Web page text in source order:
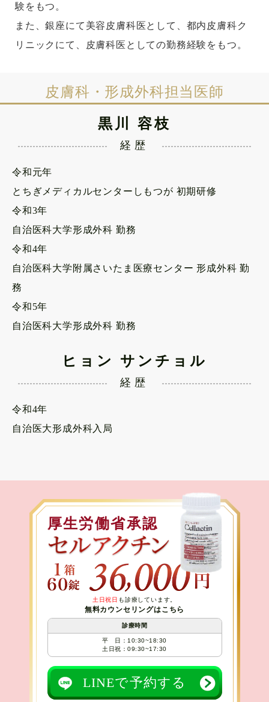
験をもつ。
また、銀座にて美容皮膚科医として、都内皮膚科ク
リニックにて、皮膚科医としての勤務経験をもつ。
皮膚科・形成外科担当医師
黒川 容枝
経歴
令和元年
とちぎメディカルセンターしもつが 初期研修
令和3年
自治医科大学形成外科 勤務
令和4年
自治医科大学附属さいたま医療センター 形成外科 勤
務
令和5年
自治医科大学形成外科 勤務
ヒョン サンチョル
経歴
令和4年
自治医大形成外科入局
厚生労働省承認
土日祝日 も診療しています。
無料カウンセリングはこちら
診療時間
平 日：10:30~18:30
土日祝：09:30~17:30
LINEで予約する